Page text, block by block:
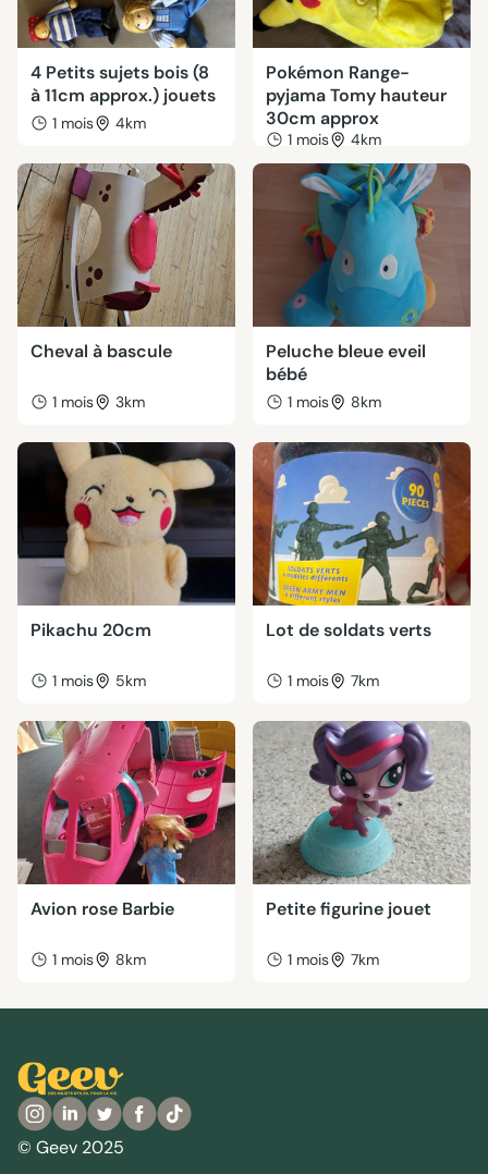
4 Petits sujets bois (8
à 11cm approx.) jouets
1 mois 4km
Pokémon Range-
pyjama Tomy hauteur
30cm approx
1 mois 4km
Cheval à bascule
1 mois 3km
Peluche bleue eveil
bébé
1 mois 8km
Pikachu 20cm
1 mois 5km
Lot de soldats verts
1 mois 7km
Avion rose Barbie
1 mois 8km
Petite figurine jouet
1 mois 7km
© Geev 2025